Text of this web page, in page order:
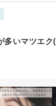
多いマツエク